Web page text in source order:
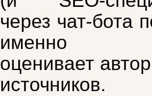
через чат-бота
именно
оценивает
источников.